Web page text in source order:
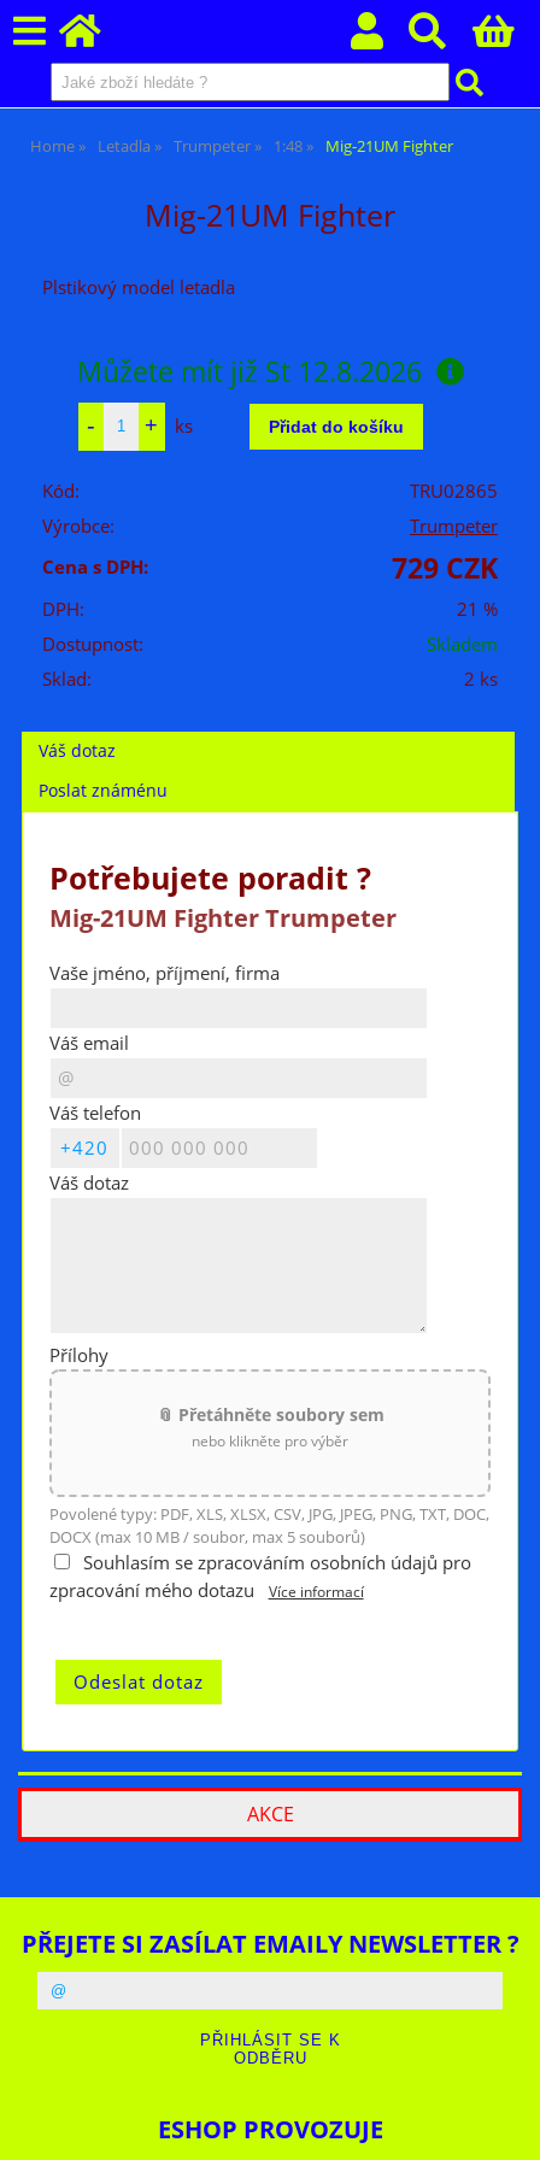
Home Letadla Trumpeter 1:48 Mig-21UM Fighter
Mig-21UM Fighter
Plstikový model letadla
Můžete mít již St 12.8.2026
ks
Kód:
TRU02865
Výrobce:
Trumpeter
Cena s DPH:
729 CZK
DPH:
21 %
Dostupnost:
Skladem
Sklad:
2 ks
Váš dotaz
Poslat známénu
Potřebujete poradit ?
Mig-21UM Fighter Trumpeter
Vaše jméno, příjmení, firma
Váš email
Váš telefon
Váš dotaz
Přílohy
📎 Přetáhněte soubory sem
nebo klikněte pro výběr
Povolené typy: PDF, XLS, XLSX, CSV, JPG, JPEG, PNG, TXT, DOC,
DOCX (max 10 MB / soubor, max 5 souborů)
Souhlasím se zpracováním osobních údajů pro
zpracování mého dotazu
Více informací
AKCE
PŘEJETE SI ZASÍLAT EMAILY NEWSLETTER ?
ESHOP PROVOZUJE